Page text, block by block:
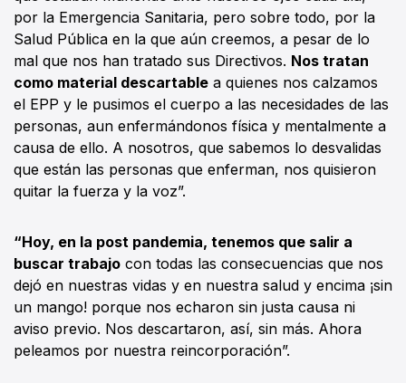
por la Emergencia Sanitaria, pero sobre todo, por la
Salud Pública en la que aún creemos, a pesar de lo
mal que nos han tratado sus Directivos. Nos tratan
como material descartable a quienes nos calzamos
el EPP y le pusimos el cuerpo a las necesidades de las
personas, aun enfermándonos física y mentalmente a
causa de ello. A nosotros, que sabemos lo desvalidas
que están las personas que enferman, nos quisieron
quitar la fuerza y la voz”.
“Hoy, en la post pandemia, tenemos que salir a
buscar trabajo con todas las consecuencias que nos
dejó en nuestras vidas y en nuestra salud y encima ¡sin
un mango! porque nos echaron sin justa causa ni
aviso previo. Nos descartaron, así, sin más. Ahora
peleamos por nuestra reincorporación”.